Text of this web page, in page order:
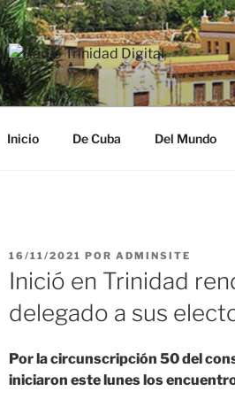
RADIO
Desde la Ciudad Museo del Caribe
Inicio De Cuba Del Mundo
PUBLICADO
16/11/2021 POR ADMINSITE
Inició en Trinidad
delegado a sus
Por la circunscripción 50 del
iniciaron este lunes los